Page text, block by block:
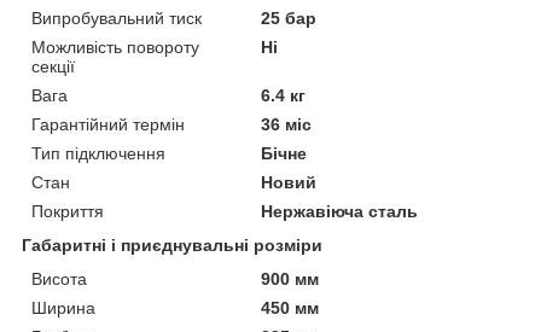
Випробувальний тиск
25 бар
Можливість повороту
секції
Ні
Вага
6.4 кг
Гарантійний термін
36 міс
Тип підключення
Бічне
Стан
Новий
Покриття
Нержавіюча сталь
Габаритні і приєднувальні розміри
Висота
900 мм
Ширина
450 мм